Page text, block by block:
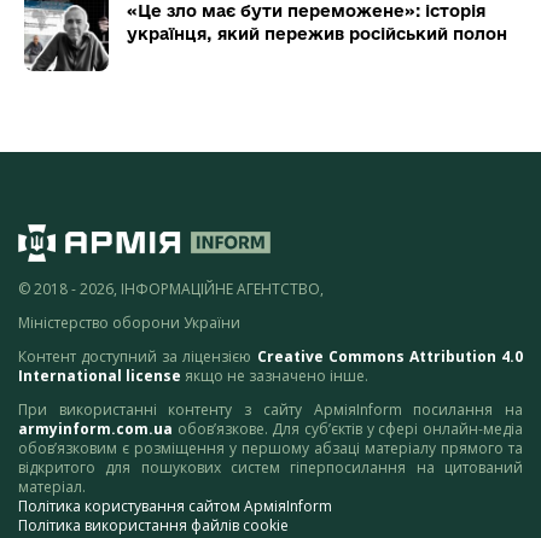
«Це зло має бути переможене»: історія
українця, який пережив російський полон
© 2018 - 2026, ІНФОРМАЦІЙНЕ АГЕНТСТВО,
Міністерство оборони України
Контент доступний за ліцензією Creative Commons Attribution 4.0
International license якщо не зазначено інше.
При використанні контенту з сайту АрміяInform посилання на
armyinform.com.ua обов’язкове. Для суб’єктів у сфері онлайн-медіа
обов’язковим є розміщення у першому абзаці матеріалу прямого та
відкритого для пошукових систем гіперпосилання на цитований
матеріал.
Політика користування сайтом АрміяInform
Політика використання файлів cookie